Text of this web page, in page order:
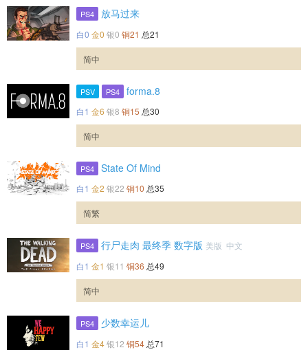
PS4 放马过来
白0 金0 银0 铜21 总21
简中
PSV PS4 forma.8
白1 金6 银8 铜15 总30
简中
PS4 State Of Mind
白1 金2 银22 铜10 总35
简繁
PS4 行尸走肉 最终季 数字版 美版 中文
白1 金1 银11 铜36 总49
简中
PS4 少数幸运儿
白1 金4银12 铜54 总71